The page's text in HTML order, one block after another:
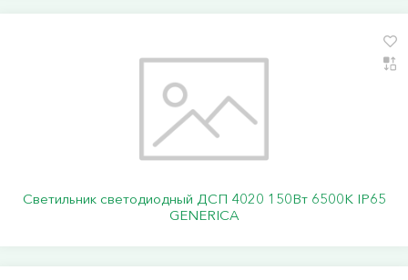
Светильник светодиодный ДСП 4020 150Вт 6500К IP65
GENERICA